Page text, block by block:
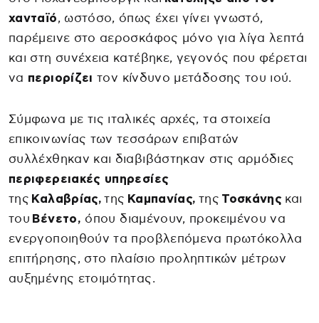
χανταϊό, ωστόσο, όπως έχει γίνει γνωστό,
παρέμεινε στο αεροσκάφος μόνο για λίγα λεπτά
και στη συνέχεια κατέβηκε, γεγονός που φέρεται
να περιορίζει τον κίνδυνο μετάδοσης του ιού.
Σύμφωνα με τις ιταλικές αρχές, τα στοιχεία
επικοινωνίας των τεσσάρων επιβατών
συλλέχθηκαν και διαβιβάστηκαν στις αρμόδιες
περιφερειακές υπηρεσίες
της Καλαβρίας, της Καμπανίας, της Τοσκάνης και
του Βένετο, όπου διαμένουν, προκειμένου να
ενεργοποιηθούν τα προβλεπόμενα πρωτόκολλα
επιτήρησης, στο πλαίσιο προληπτικών μέτρων
αυξημένης ετοιμότητας.